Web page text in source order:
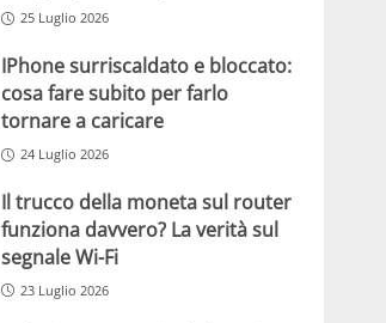
25 Luglio 2026
IPhone surriscaldato e bloccato:
cosa fare subito per farlo
tornare a caricare
24 Luglio 2026
Il trucco della moneta sul router
funziona davvero? La verità sul
segnale Wi-Fi
23 Luglio 2026